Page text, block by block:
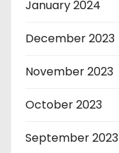
January 2024
December 2023
November 2023
October 2023
September 2023